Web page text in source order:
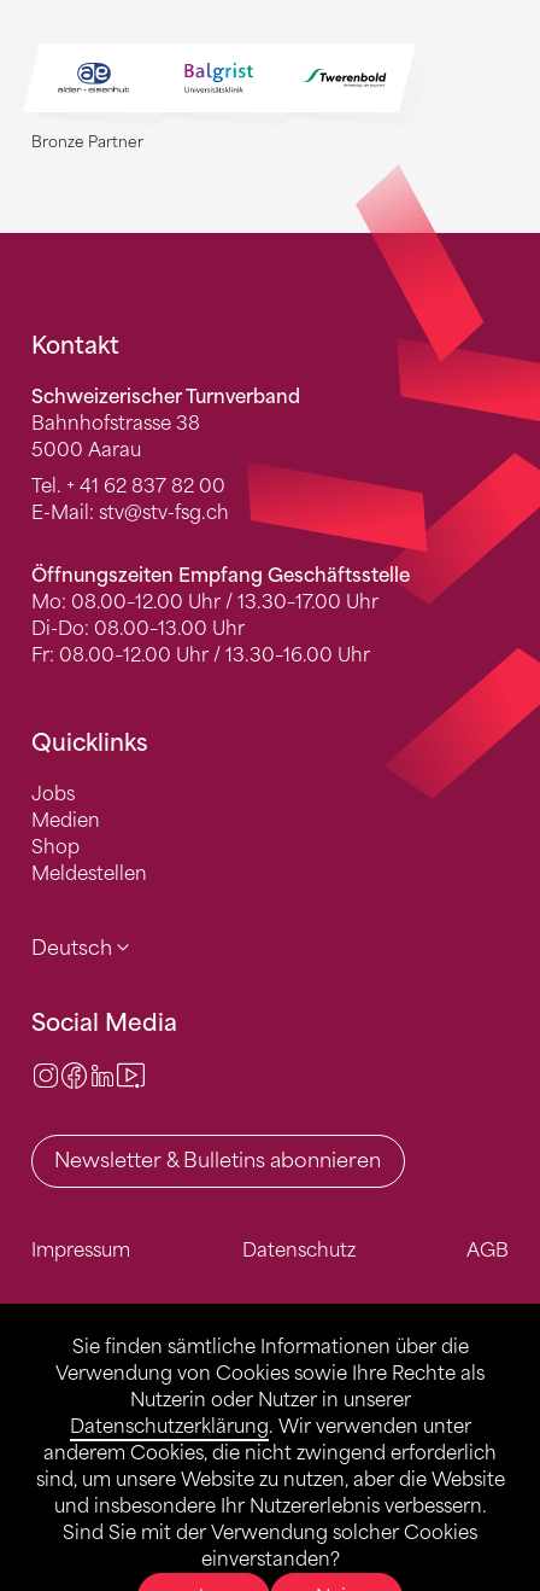
Sie finden sämtliche Informationen über die
Verwendung von Cookies sowie Ihre Rechte als
Nutzerin oder Nutzer in unserer
Datenschutzerklärung. Wir verwenden unter
anderem Cookies, die nicht zwingend erforderlich
sind, um unsere Website zu nutzen, aber die Website
und insbesondere Ihr Nutzererlebnis verbessern.
Sind Sie mit der Verwendung solcher Cookies
einverstanden?
Bronze Partner
Fusszeile
Kontakt
Schweizerischer Turnverband
Bahnhofstrasse 38
5000 Aarau
Tel. + 41 62 837 82 00
E-Mail: stv@stv-fsg.ch
Öffnungszeiten Empfang Geschäftsstelle
Mo: 08.00–12.00 Uhr / 13.30–17.00 Uhr
Di-Do: 08.00–13.00 Uhr
Fr: 08.00–12.00 Uhr / 13.30–16.00 Uhr
Quicklinks
Jobs
Medien
Shop
Meldestellen
Deutsch
Social Media
Instagram
Facebook
LinkedIn
Newsletter & Bulletins abonnieren
Impressum Datenschutz AGB